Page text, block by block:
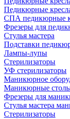
Педикюрные
СПА педикюрные
Фрезеры для
Стулья мастера
Подставки
Лампы-лупы
Стерилизаторы
УФ стерилизаторы
Маникюрное
Маникюрные
Фрезеры для
Стулья мастера
Стерилизаторы